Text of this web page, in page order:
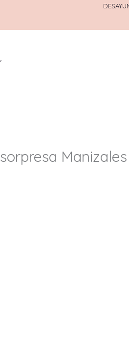
Manizales